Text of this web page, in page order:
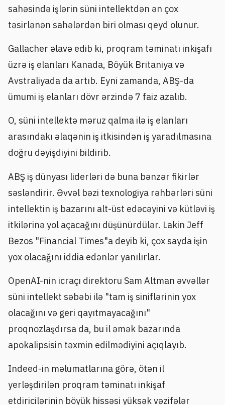
sahəsində işlərin süni intellektdən ən çox
təsirlənən sahələrdən biri olması qeyd olunur.
Gallacher əlavə edib ki, proqram təminatı inkişafı
üzrə iş elanları Kanada, Böyük Britaniya və
Avstraliyada da artıb. Eyni zamanda, ABŞ-da
ümumi iş elanları dövr ərzində 7 faiz azalıb.
O, süni intellektə məruz qalma ilə iş elanları
arasındakı əlaqənin iş itkisindən iş yaradılmasına
doğru dəyişdiyini bildirib.
ABŞ iş dünyası liderləri də buna bənzər fikirlər
səsləndirir. Əvvəl bəzi texnologiya rəhbərləri süni
intellektin iş bazarını alt-üst edəcəyini və kütləvi iş
itkilərinə yol açacağını düşünürdülər. Lakin Jeff
Bezos "Financial Times"a deyib ki, çox sayda işin
yox olacağını iddia edənlər yanılırlar.
OpenAI-nin icraçı direktoru Sam Altman əvvəllər
süni intellekt səbəbi ilə "tam iş siniflərinin yox
olacağını və geri qayıtmayacağını"
proqnozlaşdırsa da, bu il əmək bazarında
apokalipsisin təxmin edilmədiyini açıqlayıb.
Indeed-in məlumatlarına görə, ötən il
yerləşdirilən proqram təminatı inkişaf
etdiricilərinin böyük hissəsi yüksək vəzifələr